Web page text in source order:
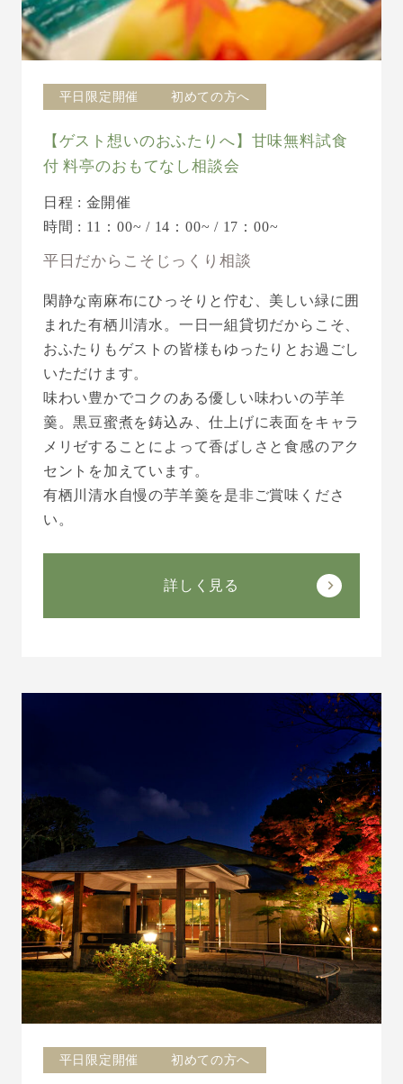
平日限定開催 初めての方へ
【ゲスト想いのおふたりへ】甘味無料試食
付 料亭のおもてなし相談会
日程 : 金開催
時間 : 11：00~ / 14：00~ / 17：00~
平日だからこそじっくり相談
閑静な南麻布にひっそりと佇む、美しい緑に囲
まれた有栖川清水。一日一組貸切だからこそ、
おふたりもゲストの皆様もゆったりとお過ごし
いただけます。
味わい豊かでコクのある優しい味わいの芋羊
羹。黒豆蜜煮を鋳込み、仕上げに表面をキャラ
メリゼすることによって香ばしさと食感のアク
セントを加えています。
有栖川清水自慢の芋羊羹を是非ご賞味くださ
い。
詳しく見る
平日限定開催 初めての方へ